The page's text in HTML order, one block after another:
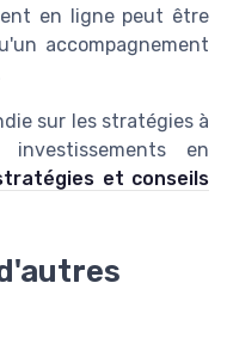
en ligne peut être
accompagnement
sur les stratégies à
en
et conseils